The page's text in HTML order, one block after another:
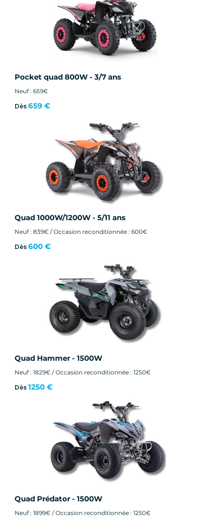
Pocket quad 800W - 3/7 ans
Neuf : 659€
Dès 659 €
Quad 1000W/1200W - 5/11 ans
Neuf : 839€ / Occasion reconditionnée : 600€
Dès 600 €
Quad Hammer - 1500W
Neuf : 1829€ / Occasion reconditionnée : 1250€
Dès 1250 €
Quad Prédator - 1500W
Neuf : 1899€ / Occasion reconditionnée : 1250€